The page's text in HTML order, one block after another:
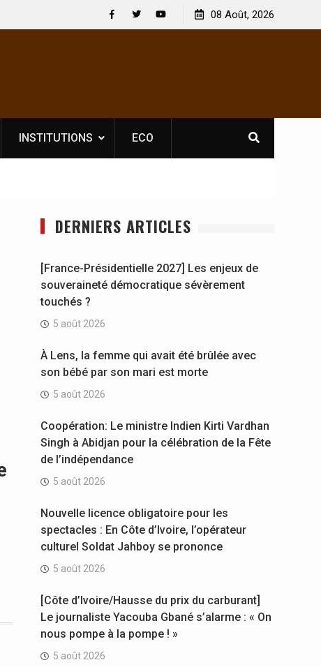
se
[France-Présidentielle 2027] Les enjeux de
souveraineté démocratique sévèrement touchés ?
08 Août, 2026
INSTITUTIONS ECO
DERNIERS ARTICLES
[France-Présidentielle 2027] Les enjeux de
souveraineté démocratique sévèrement
touchés ?
5 août 2026
À Lens, la femme qui avait été brûlée avec
son bébé par son mari est morte
5 août 2026
Coopération: Le ministre Indien Kirti Vardhan
Singh à Abidjan pour la célébration de la Fête
de l’indépendance
5 août 2026
Nouvelle licence obligatoire pour les
spectacles : En Côte d’Ivoire, l’opérateur
culturel Soldat Jahboy se prononce
5 août 2026
[Côte d’Ivoire/Hausse du prix du carburant]
Le journaliste Yacouba Gbané s’alarme : « On
nous pompe à la pompe ! »
5 août 2026